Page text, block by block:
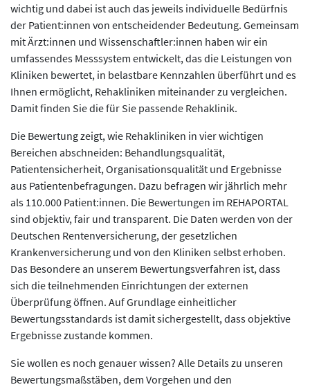
wichtig und dabei ist auch das jeweils individuelle Bedürfnis
der Patient:innen von entscheidender Bedeutung. Gemeinsam
mit Ärzt:innen und Wissenschaftler:innen haben wir ein
umfassendes Messsystem entwickelt, das die Leistungen von
Kliniken bewertet, in belastbare Kennzahlen überführt und es
Ihnen ermöglicht, Rehakliniken miteinander zu vergleichen.
Damit finden Sie die für Sie passende Rehaklinik.
Die Bewertung zeigt, wie Rehakliniken in vier wichtigen
Bereichen abschneiden: Behandlungsqualität,
Patientensicherheit, Organisationsqualität und Ergebnisse
aus Patientenbefragungen. Dazu befragen wir jährlich mehr
als 110.000 Patient:innen. Die Bewertungen im REHAPORTAL
sind objektiv, fair und transparent. Die Daten werden von der
Deutschen Rentenversicherung, der gesetzlichen
Krankenversicherung und von den Kliniken selbst erhoben.
Das Besondere an unserem Bewertungsverfahren ist, dass
sich die teilnehmenden Einrichtungen der externen
Überprüfung öffnen. Auf Grundlage einheitlicher
Bewertungsstandards ist damit sichergestellt, dass objektive
Ergebnisse zustande kommen.
Sie wollen es noch genauer wissen? Alle Details zu unseren
Bewertungsmaßstäben, dem Vorgehen und den